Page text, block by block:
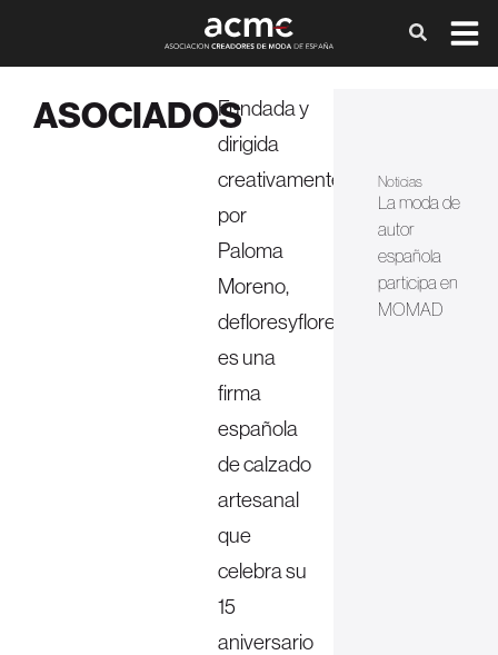
ASOCIADOSFundada y
dirigida
creativamente
por
Paloma
Moreno,
defloresyfloreros
es una
firma
española
de calzado
artesanal
que
celebra su
15
aniversario
Noticias
La moda de
autor
española
participa en
MOMAD